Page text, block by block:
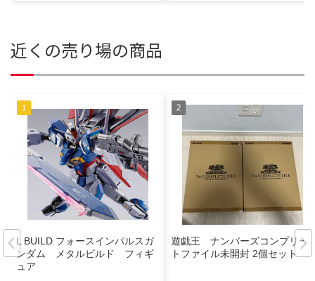
近くの売り場の商品
L BUILD フォースインパルスガ
ンダム メタルビルド フィギ
ュア
遊戯王 ナンバーズコンプリー
トファイル未開封 2個セット